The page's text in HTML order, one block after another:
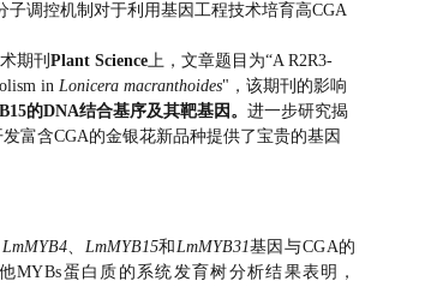
调控机制对于利用基因工程技术培育高CGA
期刊 Plant Science上，文章题目为“A R2R3-
in Lonicera macranthoides"，该期刊的影响
的DNA结合基序及其靶基因。 进一步研究揭
富含CGA的金银花新品种提供了宝贵的基因
LmMYB4、 LmMYB15和 LmMYB31基因与CGA的
蛋白质的系统发育树分析结果表明，